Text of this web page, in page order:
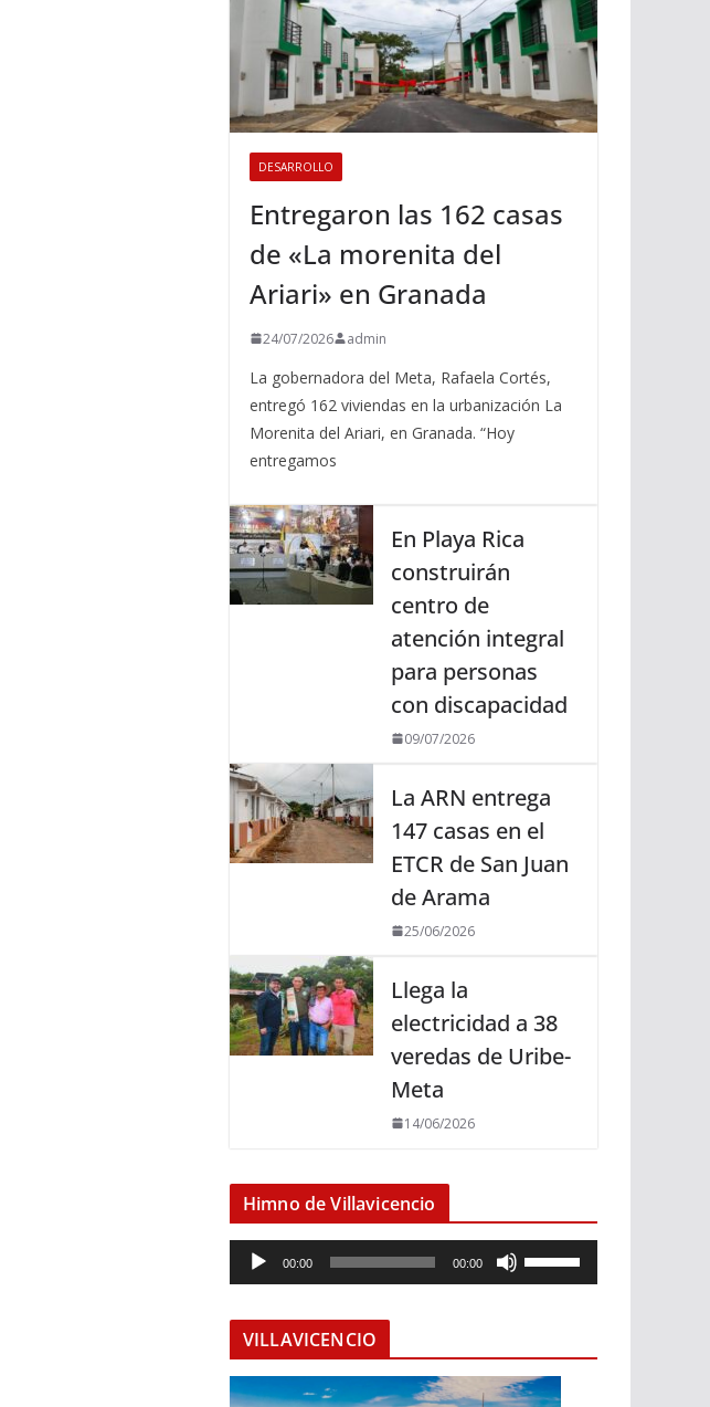
DESARROLLO
Entregaron las 162 casas
de «La morenita del
Ariari» en Granada
24/07/2026 admin
La gobernadora del Meta, Rafaela Cortés,
entregó 162 viviendas en la urbanización La
Morenita del Ariari, en Granada. “Hoy
entregamos
En Playa Rica
construirán
centro de
atención integral
para personas
con discapacidad
09/07/2026
La ARN entrega
147 casas en el
ETCR de San Juan
de Arama
25/06/2026
Llega la
electricidad a 38
veredas de Uribe-
Meta
14/06/2026
Himno de Villavicencio
e
o
d
00:00 00:00
i
z
VILLAVICENCIO